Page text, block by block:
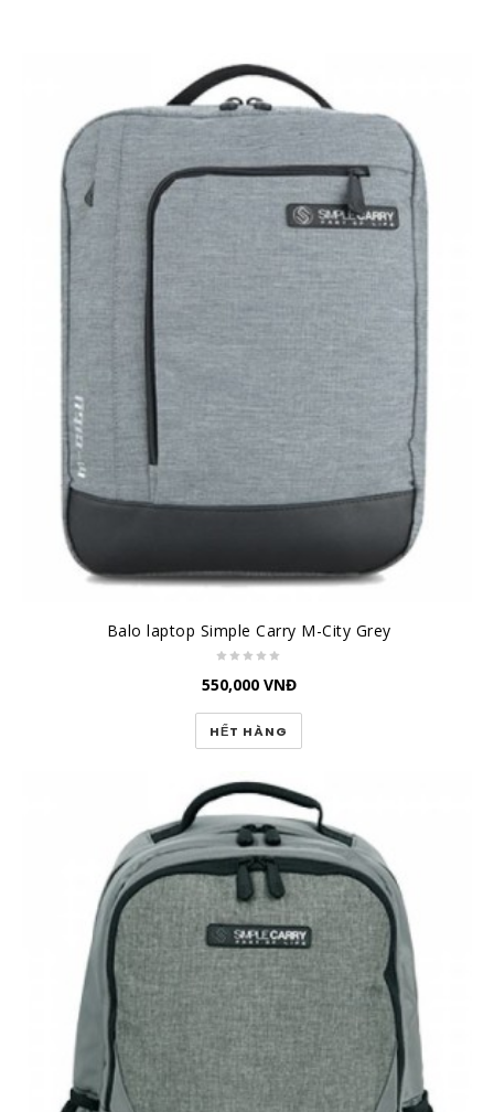
Balo laptop Simple Carry M-City Grey
550,000 VNĐ
HẾT HÀNG